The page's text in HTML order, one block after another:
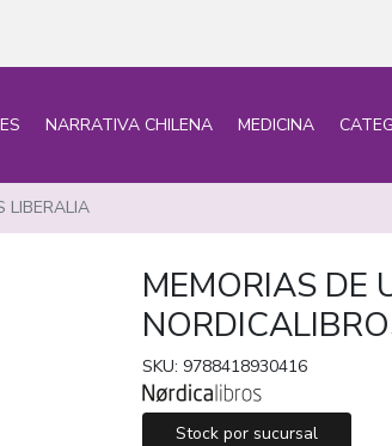
NARRATIVA CHILENA MEDICINA
LIBERALIA
MEMORIAS DE
SKU: 9788418930416
Stock por sucursal